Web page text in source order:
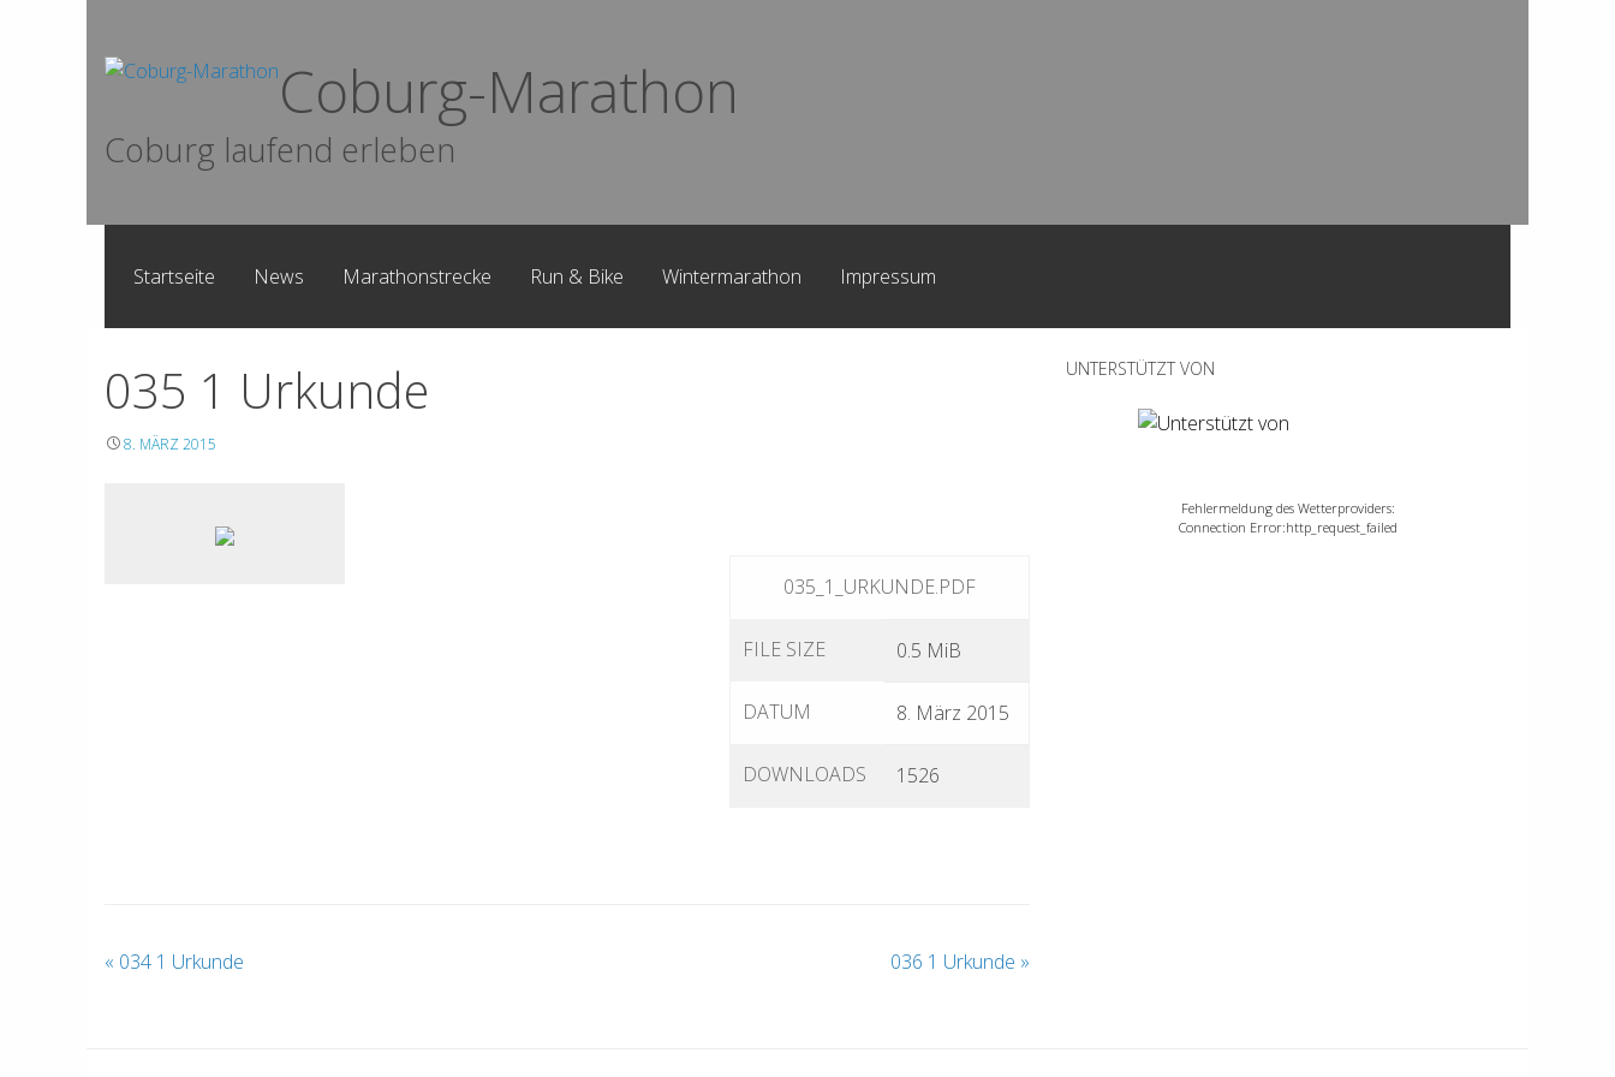
Coburg-Marathon
Coburg laufend erleben
Startseite News Marathonstrecke Run & Bike Wintermarathon Impressum
035 1 Urkunde
8. MÄRZ 2015
035_1_URKUNDE.PDF
FILE SIZE 0.5 MiB
DATUM 8. März 2015
DOWNLOADS 1526
« 034 1 Urkunde 036 1 Urkunde »
UNTERSTÜTZT VON
Fehlermeldung des Wetterproviders:
Connection Error:http_request_failed